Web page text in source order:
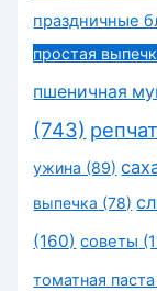
праздничные
простая
пшеничная
(743)
ужина (89)
выпечка (78)
(160) советы
томатная паста